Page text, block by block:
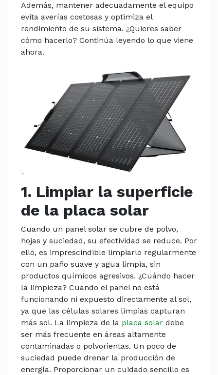
Además, mantener adecuadamente el equipo
evita averías costosas y optimiza el
rendimiento de su sistema. ¿Quieres saber
cómo hacerlo? Continúa leyendo lo que viene
ahora.
1. Limpiar la superficie
de la placa solar
Cuando un panel solar se cubre de polvo,
hojas y suciedad, su efectividad se reduce. Por
ello, es imprescindible limpiarlo regularmente
con un paño suave y agua limpia, sin
productos químicos agresivos. ¿Cuándo hacer
la limpieza? Cuando el panel no está
funcionando ni expuesto directamente al sol,
ya que las células solares limpias capturan
más sol. La limpieza de la placa solar debe
ser más frecuente en áreas altamente
contaminadas o polvorientas. Un poco de
suciedad puede drenar la producción de
energía. Proporcionar un cuidado sencillo es